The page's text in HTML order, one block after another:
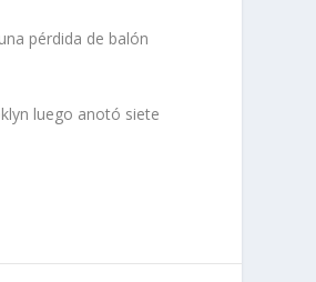
pérdida de balón
luego anotó siete